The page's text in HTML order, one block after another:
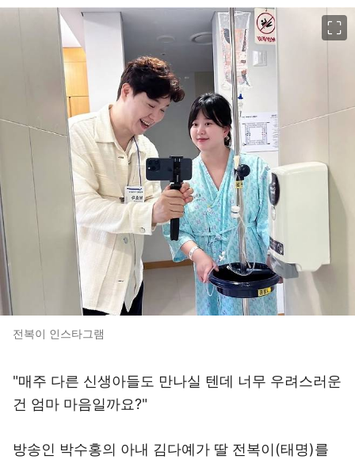
전복이 인스타그램
"매주 다른 신생아들도 만나실 텐데 너무 우려스러운
건 엄마 마음일까요?"
방송인 박수홍의 아내 김다예가 딸 전복이(태명)를